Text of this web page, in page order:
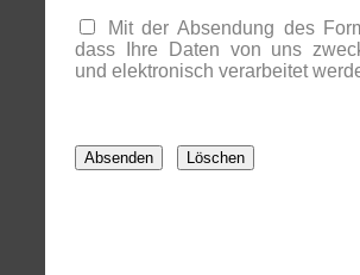
Mit der Absendung des
dass Ihre Daten von uns
und elektronisch verarbeitet